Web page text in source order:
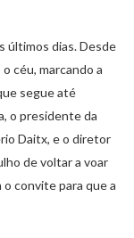
últimos dias. Desde
céu, marcando a
segue até
o presidente da
Daitx, e o diretor
de voltar a voar
convite para que a